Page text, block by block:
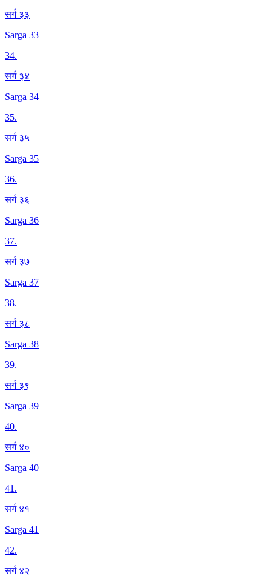
सर्ग ३३
Sarga 33
34.
सर्ग ३४
Sarga 34
35.
सर्ग ३५
Sarga 35
36.
सर्ग ३६
Sarga 36
37.
सर्ग ३७
Sarga 37
38.
सर्ग ३८
Sarga 38
39.
सर्ग ३९
Sarga 39
40.
सर्ग ४०
Sarga 40
41.
सर्ग ४१
Sarga 41
42.
सर्ग ४२